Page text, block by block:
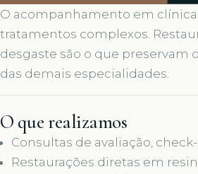
O acompanhamento em
tratamentos complexos.
desgaste são o que
das demais especialidades.
O que realizamos
Consultas de avaliação,
Restaurações diretas em